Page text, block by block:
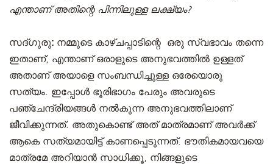
എന്താണ് അതിന്റെ പിന്നിലുള്ള ലക്ഷ്യം?
സദ്ഗുരു: നമ്മുടെ കാഴ്ചപ്പാടിന്റെ ഒരു സ്വഭാവം തന്നെ
ഇതാണ്, എന്താണ് ഒരാളുടെ അനുഭവത്തിൽ ഉള്ളത്
അതാണ് അയാളെ സംബന്ധിച്ചുള്ള ഒരേയൊരു
സത്യം. ഇപ്പോൾ ഭൂരിഭാഗം പേരും അവരുടെ
പഞ്ചേന്ദ്രിയങ്ങൾ നൽകുന്ന അനുഭവത്തിലാണ്
ജീവിക്കുന്നത്. അതുകൊണ്ട് അത് മാത്രമാണ് അവർക്ക്
ആകെ സത്യമായിട്ട് കാണപ്പെടുന്നത്. ഭൗതികമായവയെ
മാത്രമേ അറിയാൻ സാധിക്കൂ, നിങ്ങളുടെ